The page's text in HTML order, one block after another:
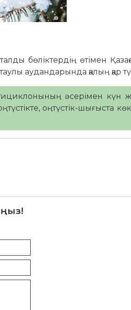
бөліктердің өтімен
аудандарында қалың қар
әсерімен күн
оңтүстік-шығыста